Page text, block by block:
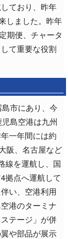
ており、昨年
しました。昨年
期便、チャータ
て重要な役割
市にあり、今
島空港は九州
一年間には約
阪、名古屋など
線を運航し、国
拠点へ運航して
い、空港利用
港のターミナ
テージ」が併
や部品が展示